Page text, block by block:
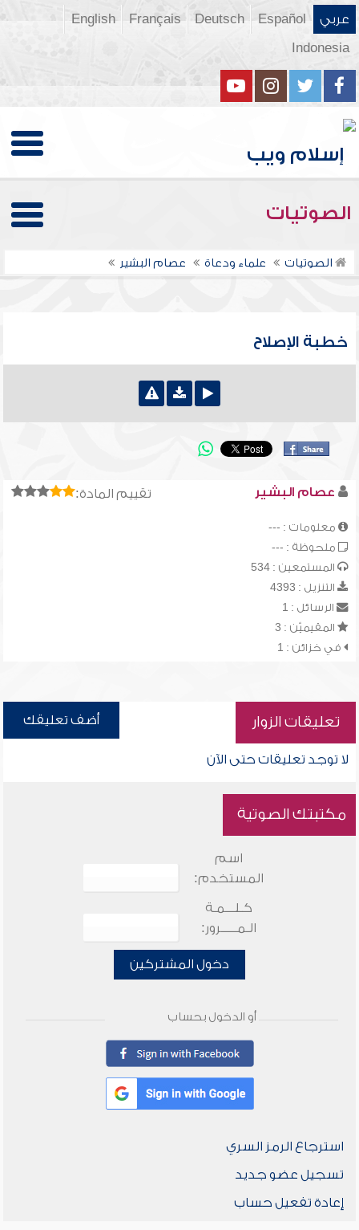
عربي Español
Deutsch
Français
English
Indonesia
الصوتيات
الصوتيات علماء ودعاة عصام البشير
خطبة الإصلاح
تقييم المادة: عصام البشير
معلومات : ---
ملحوظة : ---
المستمعين : 534
التنزيل : 4393
الرسائل : 1
المقيميّن : 3
في خزائن : 1
تعليقات الزوار أضف تعليقك
لا توجد تعليقات حتى الآن
مكتبتك الصوتية
اسم
المستخدم:
كـلـــمـة
الـمـــــرور:
دخول المشتركين
أو الدخول بحساب
استرجاع الرمز السري
تسجيل عضو جديد
إعادة تفعيل حساب